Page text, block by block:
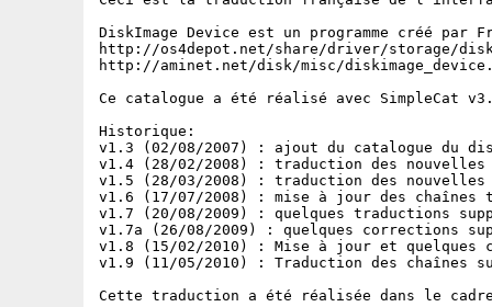
DiskImage Device est un programme créé
http://os4depot.net/share/driver/storage/
http://aminet.net/disk/misc/
Ce catalogue a été réalisé avec SimpleCat
Historique:
v1.3 (02/08/2007) : ajout du catalogue du
v1.4 (28/02/2008) : traduction des
v1.5 (28/03/2008) : traduction des
v1.6 (17/07/2008) : mise à jour des chaînes
v1.7 (20/08/2009) : quelques traductions
v1.7a (26/08/2009) : quelques corrections
v1.8 (15/02/2010) : Mise à jour et quelques
v1.9 (11/05/2010) : Traduction des chaînes
Cette traduction a été réalisée dans le